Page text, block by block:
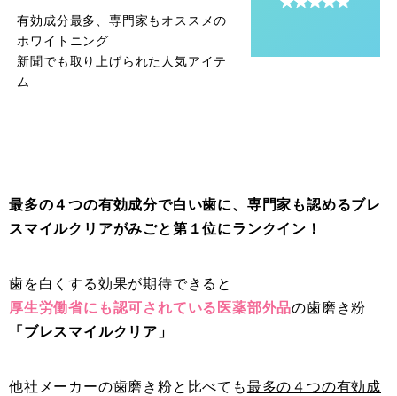
有効成分最多、専門家もオススメの
ホワイトニング
新聞でも取り上げられた人気アイテ
ム
最多の４つの有効成分で白い歯に、専門家も認めるブレ
スマイルクリアがみごと第１位にランクイン！
歯を白くする効果が期待できると
厚生労働省にも認可されている医薬部外品の歯磨き粉
「ブレスマイルクリア」
他社メーカーの歯磨き粉と比べても最多の４つの有効成